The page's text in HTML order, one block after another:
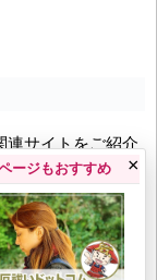
連サイトをご紹介
ージもおすすめ ×